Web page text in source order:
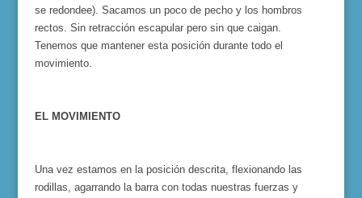
se redondee). Sacamos un poco de pecho y los hombros
rectos. Sin retracción escapular pero sin que caigan.
Tenemos que mantener esta posición durante todo el
movimiento.
EL MOVIMIENTO
Una vez estamos en la posición descrita, flexionando las
rodillas, agarrando la barra con todas nuestras fuerzas y